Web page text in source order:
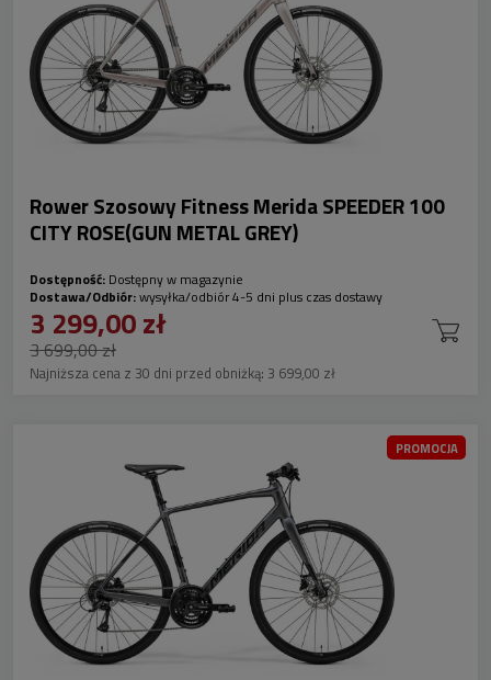
Rower Szosowy Fitness Merida SPEEDER 100
CITY ROSE(GUN METAL GREY)
Dostępność: Dostępny w magazynie
Dostawa/Odbiór:wysyłka/odbiór 4-5 dni plus czas dostawy
3 299,00 zł
3 699,00 zł
Najniższa cena z 30 dni przed obniżką: 3 699,00 zł
PROMOCJA